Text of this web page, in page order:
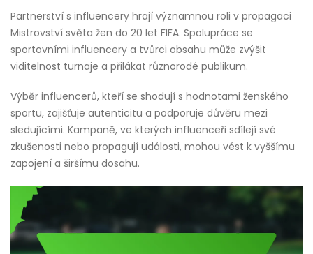
Partnerství s influencery hrají významnou roli v propagaci
Mistrovství světa žen do 20 let FIFA. Spolupráce se
sportovními influencery a tvůrci obsahu může zvýšit
viditelnost turnaje a přilákat různorodé publikum.
Výběr influencerů, kteří se shodují s hodnotami ženského
sportu, zajišťuje autenticitu a podporuje důvěru mezi
sledujícími. Kampaně, ve kterých influenceři sdílejí své
zkušenosti nebo propagují události, mohou vést k vyššímu
zapojení a širšímu dosahu.